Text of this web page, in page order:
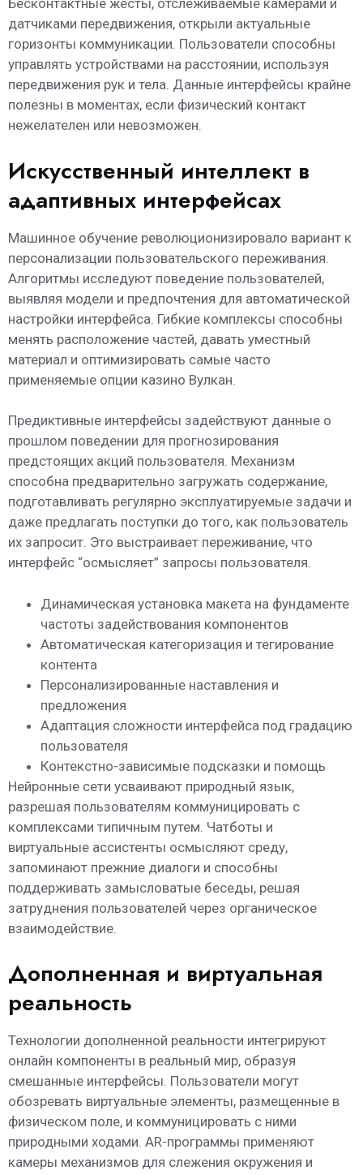
Бесконтактные жесты, отслеживаемые камерами и
датчиками передвижения, открыли актуальные
горизонты коммуникации. Пользователи способны
управлять устройствами на расстоянии, используя
передвижения рук и тела. Данные интерфейсы крайне
полезны в моментах, если физический контакт
нежелателен или невозможен.
Искусственный интеллект в
адаптивных интерфейсах
Машинное обучение революционизировало вариант к
персонализации пользовательского переживания.
Алгоритмы исследуют поведение пользователей,
выявляя модели и предпочтения для автоматической
настройки интерфейса. Гибкие комплексы способны
менять расположение частей, давать уместный
материал и оптимизировать самые часто
применяемые опции казино Вулкан.
Предиктивные интерфейсы задействуют данные о
прошлом поведении для прогнозирования
предстоящих акций пользователя. Механизм
способна предварительно загружать содержание,
подготавливать регулярно эксплуатируемые задачи и
даже предлагать поступки до того, как пользователь
их запросит. Это выстраивает переживание, что
интерфейс “осмысляет” запросы пользователя.
Динамическая установка макета на фундаменте
частоты задействования компонентов
Автоматическая категоризация и тегирование
контента
Персонализированные наставления и
предложения
Адаптация сложности интерфейса под градацию
пользователя
Контекстно-зависимые подсказки и помощь
Нейронные сети усваивают природный язык,
разрешая пользователям коммуницировать с
комплексами типичным путем. Чатботы и
виртуальные ассистенты осмысляют среду,
запоминают прежние диалоги и способны
поддерживать замысловатые беседы, решая
затруднения пользователей через органическое
взаимодействие.
Дополненная и виртуальная
реальность
Технологии дополненной реальности интегрируют
онлайн компоненты в реальный мир, образуя
смешанные интерфейсы. Пользователи могут
обозревать виртуальные элементы, размещенные в
физическом поле, и коммуницировать с ними
природными ходами. AR-программы применяют
камеры механизмов для слежения окружения и